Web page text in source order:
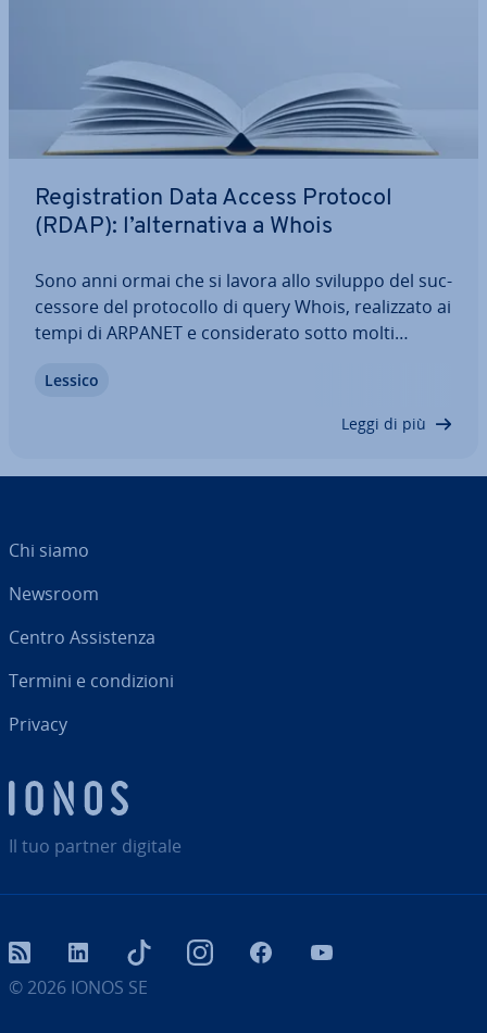
Re­gi­stra­tion Data Access Protocol
(RDAP): l’al­ter­na­ti­va a Whois
Sono anni ormai che si lavora allo sviluppo del suc­
ces­so­re del pro­to­col­lo di query Whois, rea­liz­za­to ai
tempi di ARPANET e con­si­de­ra­to sotto molti
Protocol (RDAP) è un candidato che sembra avere
Lessico
Leggi di più
Il tuo partner digitale
Chi siamo
Newsroom
Centro As­si­sten­za
Termini e con­di­zio­ni
Privacy
© 2026 IONOS SE
RSS LinkedIn tiktok InstagramFacebook